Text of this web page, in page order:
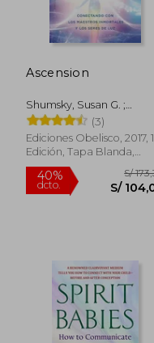
Ascension
Shumsky, Susan G. ;
George, David N. M.
(3)
Ediciones Obelisco, 2017, 1
Edición, Tapa Blanda,
Nuevo